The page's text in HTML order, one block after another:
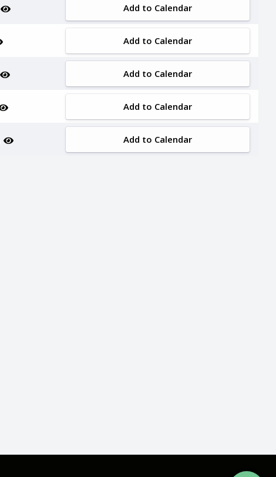
Add to Calendar
Add to Calendar
Add to Calendar
Add to Calendar
Add to Calendar